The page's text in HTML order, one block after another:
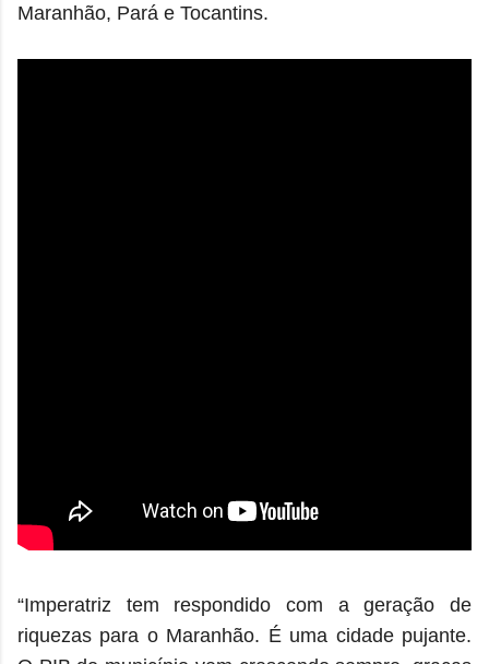
Maranhão, Pará e Tocantins.
“Imperatriz tem respondido com a geração de
riquezas para o Maranhão. É uma cidade pujante.